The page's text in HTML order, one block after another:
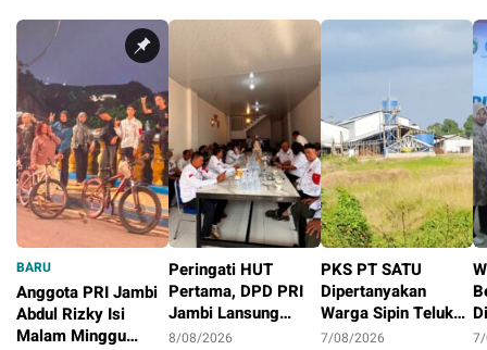
BARU
Anggota PRI Jambi
Abdul Rizky Isi
Malam Minggu
Peringati HUT
Pertama, DPD PRI
Jambi Lansung
Berbagi Dengan
8/08/2026
PKS PT SATU
Dipertanyakan
Warga Sipin Teluk
Duren, Jarak Dekat
7/08/2026